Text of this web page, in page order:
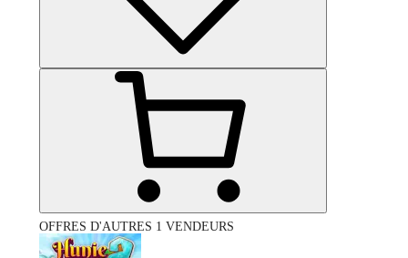
OFFRES D'AUTRES 1 VENDEURS